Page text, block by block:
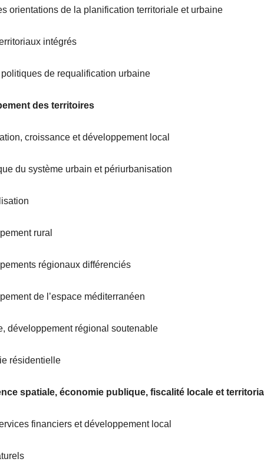
orientations de la planification territoriale et urbaine
intégrés
de requalification urbaine
des territoires
croissance et développement local
du système urbain et périurbanisation
rural
régionaux différenciés
de l’espace méditerranéen
développement régional soutenable
résidentielle
spatiale, économie publique, fiscalité locale et
financiers et développement local